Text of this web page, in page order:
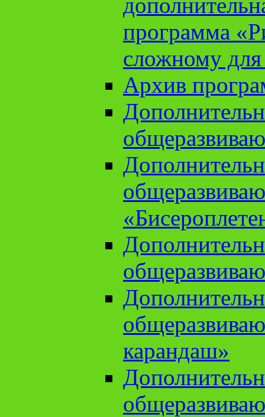
программа
сложному
Архив
карандаш»